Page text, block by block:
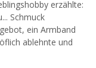
erzählte:
Schmuck
ein Armband
ablehnte und